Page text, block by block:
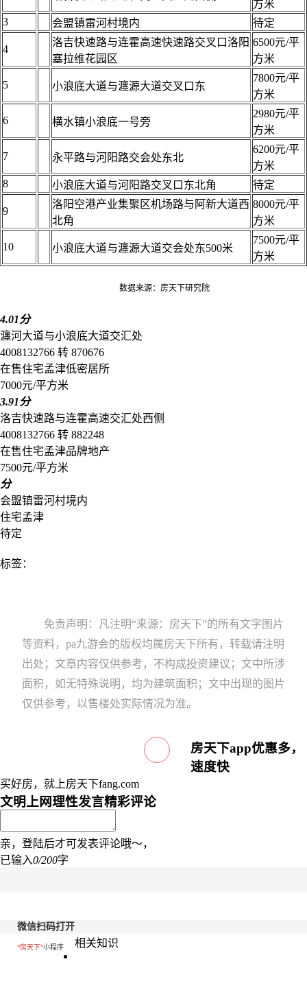
方米
3
会盟镇雷河村境内 待定
4
洛吉快速路与连霍高速快速路交叉口洛阳
塞拉维花园区
6500元/平
方米
5 小浪底大道与瀍源大道交叉口东
7800元/平
方米
6 横水镇小浪底一号旁
2980元/平
方米
7 永平路与河阳路交会处东北
6200元/平
方米
8
小浪底大道与河阳路交叉口东北角 待定
9
洛阳空港产业集聚区机场路与阿新大道西
北角
8000元/平
方米
10 小浪底大道与瀍源大道交会处东500米
7500元/平
方米
数据来源：房天下研究院
4.01分
瀍河大道与小浪底大道交汇处
4008132766 转 870676
在售住宅孟津低密居所
7000元/平方米
3.91分
洛吉快速路与连霍高速交汇处西侧
4008132766 转 882248
在售住宅孟津品牌地产
7500元/平方米
分
会盟镇雷河村境内
住宅孟津
待定
标签：
免责声明：凡注明“来源：房天下”的所有文字图片
等资料，pa九游会的版权均属房天下所有，转载请注明
出处；文章内容仅供参考，不构成投资建议；文中所涉
面积，如无特殊说明，均为建筑面积；文中出现的图片
仅供参考，以售楼处实际情况为准。
房天下app优惠多，
速度快
买好房，就上房天下fang.com
文明上网理性发言精彩评论
亲，登陆后才可发表评论哦～，
已输入0/200字
微信扫码打开
“房天下”小程序 相关知识